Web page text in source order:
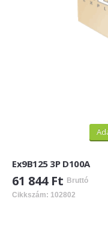
Ex9B125 3P D100A
61 844 Ft Bruttó
Cikkszám: 102802